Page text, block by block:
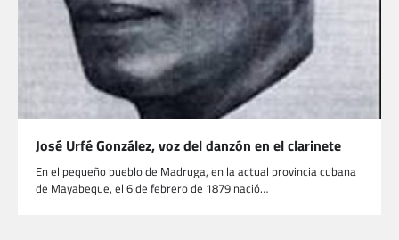
José Urfé González, voz del danzón en el clarinete
En el pequeño pueblo de Madruga, en la actual provincia cubana
de Mayabeque, el 6 de febrero de 1879 nació…